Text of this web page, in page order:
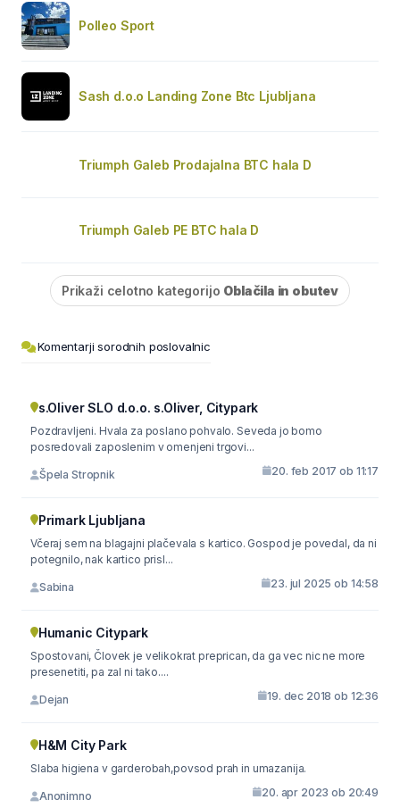
Polleo Sport
Sash d.o.o Landing Zone Btc Ljubljana
Triumph Galeb Prodajalna BTC hala D
Triumph Galeb PE BTC hala D
Prikaži celotno kategorijo Oblačila in obutev
Komentarji sorodnih poslovalnic
s.Oliver SLO d.o.o. s.Oliver, Citypark
Pozdravljeni. Hvala za poslano pohvalo. Seveda jo bomo
posredovali zaposlenim v omenjeni trgovi...
Špela Stropnik 20. feb 2017 ob 11:17
Primark Ljubljana
Včeraj sem na blagajni plačevala s kartico. Gospod je povedal, da ni
potegnilo, nak kartico prisl...
Sabina 23. jul 2025 ob 14:58
Humanic Citypark
Spostovani, Človek je velikokrat preprican, da ga vec nic ne more
presenetiti, pa zal ni tako....
Dejan 19. dec 2018 ob 12:36
H&M City Park
Slaba higiena v garderobah,povsod prah in umazanija.
Anonimno 20. apr 2023 ob 20:49